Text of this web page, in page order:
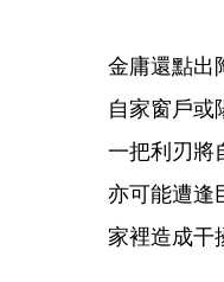
金庸還點出
自家窗戶或
一把利刃將
亦可能遭逢
家裡造成干